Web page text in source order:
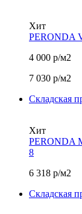
Хит
PERONDA
4 000 р/м2
7 030 р/м2
Складская
Хит
PERONDA
8
6 318 р/м2
Складская